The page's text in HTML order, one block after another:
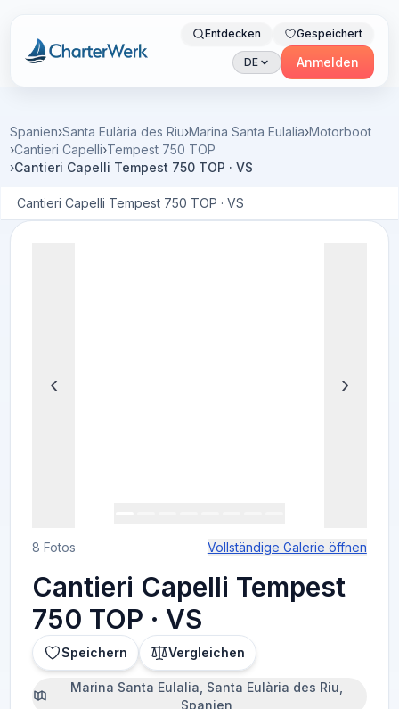
Charterwerk
Entdecken Gespeichert
DE Anmelden
Spanien›Santa Eulària des Riu›Marina Santa Eulalia›Motorboot
›Cantieri Capelli›Tempest 750 TOP
›Cantieri Capelli Tempest 750 TOP · VS
Cantieri Capelli Tempest 750 TOP · VS
‹ ›
8 Fotos Vollständige Galerie öffnen
Cantieri Capelli Tempest
750 TOP · VS
Speichern Vergleichen
Marina Santa Eulalia, Santa Eulària des Riu,
Spanien